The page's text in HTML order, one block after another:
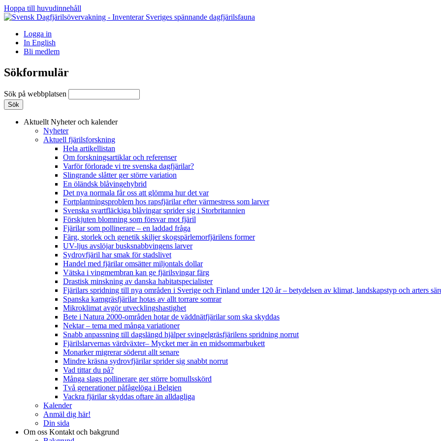
Hoppa till huvudinnehåll
Logga in
In English
Bli medlem
Sökformulär
Sök på webbplatsen
Aktuellt Nyheter och kalender
Nyheter
Aktuell fjärilsforskning
Hela artikellistan
Om forskningsartiklar och referenser
Varför förlorade vi tre svenska dagfjärilar?
Slingrande slåtter ger större variation
En öländsk blåvingehybrid
Det nya normala får oss att glömma hur det var
Fortplantningsproblem hos rapsfjärilar efter värmestress som larver
Svenska svartfläckiga blåvingar sprider sig i Storbritannien
Förskjuten blomning som försvar mot fjäril
Fjärilar som pollinerare – en laddad fråga
Färg, storlek och genetik skiljer skogspärlemorfjärilens former
UV-ljus avslöjar busksnabbvingens larver
Sydrovfjäril har smak för stadslivet
Handel med fjärilar omsätter miljontals dollar
Vätska i vingmembran kan ge fjärilsvingar färg
Drastisk minskning av danska habitatspecialister
Fjärilars spridning till nya områden i Sverige och Finland under 120 år– betydelsen av klimat, landskapstyp och arters
Spanska kamgräsfjärilar hotas av allt torrare somrar
Mikroklimat avgör utvecklingshastighet
Bete i Natura 2000-områden hotar de väddnätfjärilar som ska skyddas
Nektar – tema med många variationer
Snabb anpassning till dagslängd hjälper svingelgräsfjärilens spridning norrut
Fjärilslarvernas värdväxter– Mycket mer än en midsommarbukett
Monarker migrerar söderut allt senare
Mindre kräsna sydrovfjärilar sprider sig snabbt norrut
Vad tittar du på?
Många slags pollinerare ger större bomullsskörd
Två generationer påfågelöga i Belgien
Vackra fjärilar skyddas oftare än alldagliga
Kalender
Anmäl dig här!
Din sida
Om oss Kontakt och bakgrund